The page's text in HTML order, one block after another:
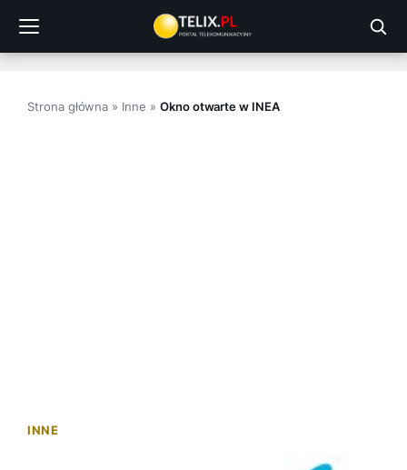
treści
Strona główna » Inne » Okno otwarte w INEA
INNE